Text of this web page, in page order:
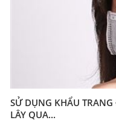
SỬ DỤNG KHẨU
LÂY QUA...